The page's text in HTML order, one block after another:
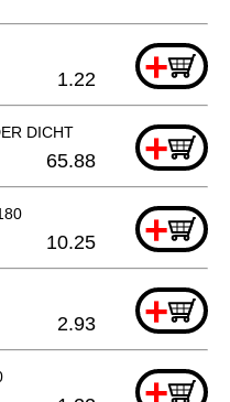
+
1.22
DICHT +
65.88
+
10.25
+
2.93